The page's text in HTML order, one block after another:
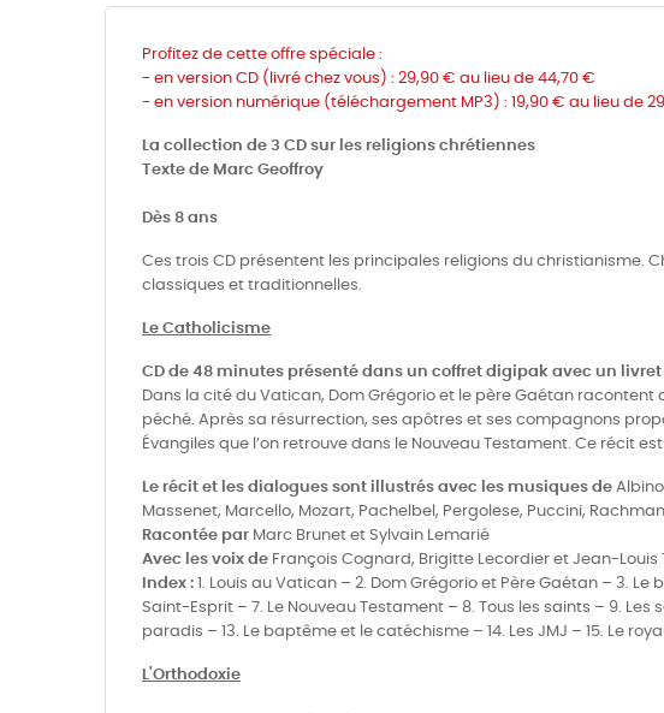
Profitez de cette offre spéciale :
- en version CD (livré chez vous) : 29,90 € au lieu de 44,70 €
- en version numérique (téléchargement MP3) : 19,90 € au lieu de
La collection de 3 CD sur les religions chrétiennes
Texte de Marc Geoffroy
Dès 8 ans
Ces trois CD présentent les principales religions du christianisme.
classiques et traditionnelles.
Le Catholicisme
CD de 48 minutes présenté dans un coffret digipak avec un livret
Dans la cité du Vatican, Dom Grégorio et le père Gaétan racontent
péché. Après sa résurrection, ses apôtres et ses compagnons
Évangiles que l’on retrouve dans le Nouveau Testament. Ce récit
Le récit et les dialogues sont illustrés avec les musiques de
Massenet, Marcello, Mozart, Pachelbel, Pergolese, Puccini,
Racontée par Marc Brunet et Sylvain Lemarié
Avec les voix de François Cognard, Brigitte Lecordier et Jean-Louis
Index : 1. Louis au Vatican – 2. Dom Grégorio et Père Gaétan – 3.
Saint-Esprit – 7. Le Nouveau Testament – 8. Tous les saints – 9.
paradis – 13. Le baptême et le catéchisme – 14. Les JMJ – 15. Le
L'Orthodoxie